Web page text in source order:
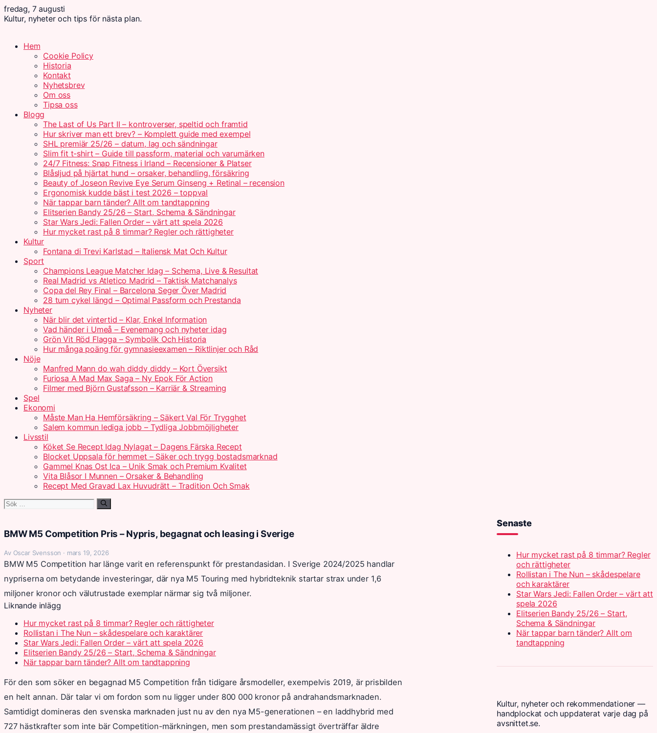
fredag, 7 augusti
Kultur, nyheter och tips för nästa plan.
Hem
Cookie Policy
Historia
Kontakt
Nyhetsbrev
Om oss
Tipsa oss
Blogg
The Last of Us Part II – kontroverser, speltid och framtid
Hur skriver man ett brev? – Komplett guide med exempel
SHL premiär 25/26 – datum, lag och sändningar
Slim fit t-shirt – Guide till passform, material och varumärken
24/7 Fitness: Snap Fitness i Irland – Recensioner & Platser
Blåsljud på hjärtat hund – orsaker, behandling, försäkring
Beauty of Joseon Revive Eye Serum Ginseng + Retinal – recension
Ergonomisk kudde bäst i test 2026 – toppval
När tappar barn tänder? Allt om tandtappning
Elitserien Bandy 25/26 – Start, Schema & Sändningar
Star Wars Jedi: Fallen Order – värt att spela 2026
Hur mycket rast på 8 timmar? Regler och rättigheter
Kultur
Fontana di Trevi Karlstad – Italiensk Mat Och Kultur
Sport
Champions League Matcher Idag – Schema, Live & Resultat
Real Madrid vs Atletico Madrid – Taktisk Matchanalys
Copa del Rey Final – Barcelona Seger Över Madrid
28 tum cykel längd – Optimal Passform och Prestanda
Nyheter
När blir det vintertid – Klar, Enkel Information
Vad händer i Umeå – Evenemang och nyheter idag
Grön Vit Röd Flagga – Symbolik Och Historia
Hur många poäng för gymnasieexamen – Riktlinjer och Råd
Nöje
Manfred Mann do wah diddy diddy – Kort Översikt
Furiosa A Mad Max Saga – Ny Epok För Action
Filmer med Björn Gustafsson – Karriär & Streaming
Spel
Ekonomi
Måste Man Ha Hemförsäkring – Säkert Val För Trygghet
Salem kommun lediga jobb – Tydliga Jobbmöjligheter
Livsstil
Köket Se Recept Idag Nylagat – Dagens Färska Recept
Blocket Uppsala för hemmet – Säker och trygg bostadsmarknad
Gammel Knas Ost Ica – Unik Smak och Premium Kvalitet
Vita Blåsor I Munnen – Orsaker & Behandling
Recept Med Gravad Lax Huvudrätt – Tradition Och Smak
Sök
BMW M5 Competition Pris – Nypris, begagnat och leasing i Sverige
Av Oscar Svensson · mars 19, 2026
BMW M5 Competition har länge varit en referenspunkt för prestandasidan. I Sverige 2024/2025 handlar
nypriserna om betydande investeringar, där nya M5 Touring med hybridteknik startar strax under 1,6
miljoner kronor och välutrustade exemplar närmar sig två miljoner.
Liknande inlägg
Hur mycket rast på 8 timmar? Regler och rättigheter
Rollistan i The Nun – skådespelare och karaktärer
Star Wars Jedi: Fallen Order – värt att spela 2026
Elitserien Bandy 25/26 – Start, Schema & Sändningar
När tappar barn tänder? Allt om tandtappning
För den som söker en begagnad M5 Competition från tidigare årsmodeller, exempelvis 2019, är prisbilden
en helt annan. Där talar vi om fordon som nu ligger under 800 000 kronor på andrahandsmarknaden.
Samtidigt domineras den svenska marknaden just nu av den nya M5-generationen – en laddhybrid med
727 hästkrafter som inte bär Competition-märkningen, men som prestandamässigt överträffar äldre
Senaste
Hur mycket rast på 8 timmar? Regler
och rättigheter
Rollistan i The Nun – skådespelare
och karaktärer
Star Wars Jedi: Fallen Order – värt att
spela 2026
Elitserien Bandy 25/26 – Start,
Schema & Sändningar
När tappar barn tänder? Allt om
tandtappning
Kultur, nyheter och rekommendationer —
handplockat och uppdaterat varje dag på
avsnittet.se.